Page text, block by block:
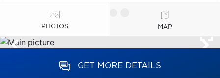
PHOTOS MAP
GET MORE DETAILS